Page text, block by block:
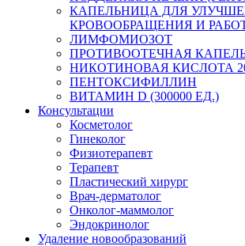
КАПЕЛЬНИЦА ДЛЯ
КРОВООБРАЩЕНИЯ И
ЛИМФОМИОЗОТ
ПРОТИВООТЕЧНАЯ
НИКОТИНОВАЯ КИСЛОТА
ПЕНТОКСИФИЛЛИН
ВИТАМИН D (300000 ЕД.)
Консультации
Косметолог
Гинеколог
Физиотерапевт
Терапевт
Пластический хирург
Врач-дерматолог
Онколог-маммолог
Эндокринолог
Удаление новообразований